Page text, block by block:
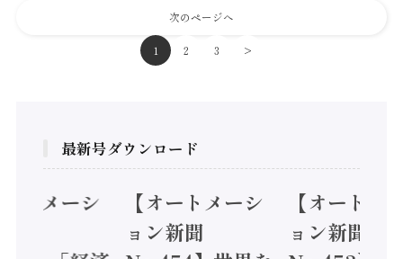
次のページへ
1 2 3 >
最新号ダウンロード
【オートメーシ
【オートメーシ
ョン新聞
【
ョ